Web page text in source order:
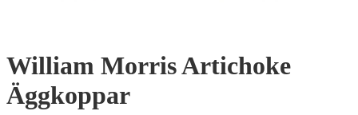
William Morris Artichoke
Äggkoppar